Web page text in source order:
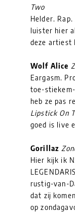
Two
Helder.
luister hier
deze artiest
Wolf Alice
Eargasm.
toe-
heb ze pas
Lipstick On
goed is live
Gorillaz
Hier kijk ik
rustig-van-
dat zij
op